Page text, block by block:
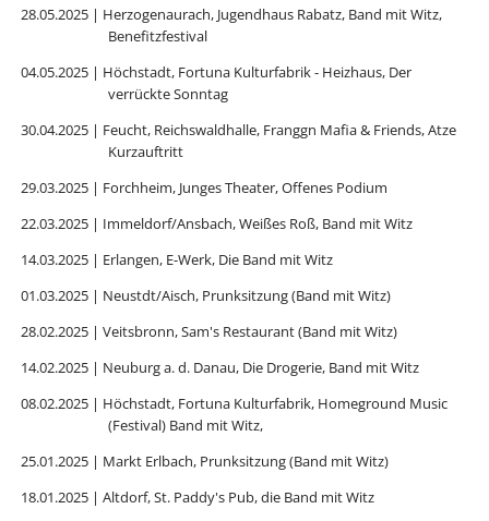
28.05.2025 | Herzogenaurach, Jugendhaus Rabatz, Band mit Witz,
Benefitzfestival
04.05.2025 | Höchstadt, Fortuna Kulturfabrik - Heizhaus, Der
verrückte Sonntag
30.04.2025 | Feucht, Reichswaldhalle, Franggn Mafia & Friends, Atze
Kurzauftritt
29.03.2025 | Forchheim, Junges Theater, Offenes Podium
22.03.2025 | Immeldorf/Ansbach, Weißes Roß, Band mit Witz
14.03.2025 | Erlangen, E-Werk, Die Band mit Witz
01.03.2025 | Neustdt/Aisch, Prunksitzung (Band mit Witz)
28.02.2025 | Veitsbronn, Sam's Restaurant (Band mit Witz)
14.02.2025 | Neuburg a. d. Danau, Die Drogerie, Band mit Witz
08.02.2025 | Höchstadt, Fortuna Kulturfabrik, Homeground Music
(Festival) Band mit Witz,
25.01.2025 | Markt Erlbach, Prunksitzung (Band mit Witz)
18.01.2025 | Altdorf, St. Paddy's Pub, die Band mit Witz